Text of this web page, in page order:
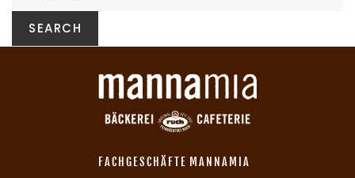
FOR:
SEARCH
FACHGESCHÄFTE MANNAMIA